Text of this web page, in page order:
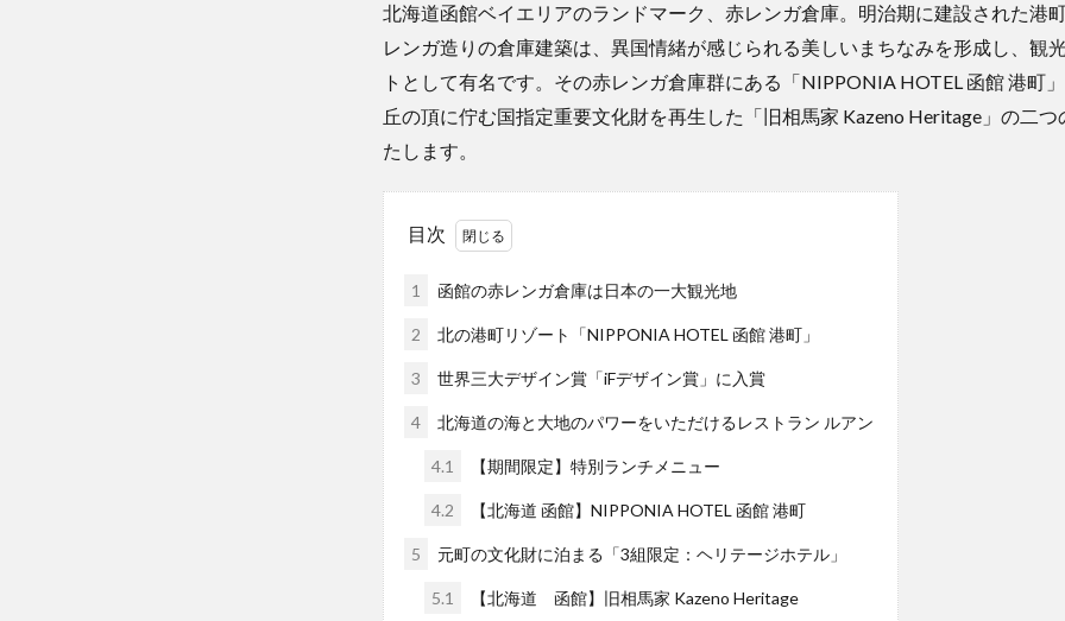
北海道函館ベイエリアのランドマーク、赤レンガ倉庫。明治期に建設された港
レンガ造りの倉庫建築は、異国情緒が感じられる美しいまちなみを形成し、観
トとして有名です。その赤レンガ倉庫群にある「NIPPONIA HOTEL 函館 港町
丘の頂に佇む国指定重要文化財を再生した「旧相馬家 Kazeno Heritage」の二
たします。
目次
1 函館の赤レンガ倉庫は日本の一大観光地
2 北の港町リゾート「NIPPONIA HOTEL 函館 港町」
3 世界三大デザイン賞「iFデザイン賞」に入賞
4 北海道の海と大地のパワーをいただけるレストラン ルアン
4.1 【期間限定】特別ランチメニュー
4.2 【北海道 函館】NIPPONIA HOTEL 函館 港町
5 元町の文化財に泊まる「3組限定：ヘリテージホテル」
5.1 【北海道 函館】旧相馬家 Kazeno Heritage